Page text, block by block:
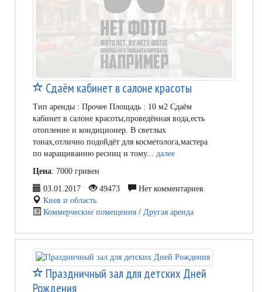
Сдаём кабинет в салоне красоты
Тип аренды : Прочее Площадь : 10 м2 Сдаём
кабинет в салоне красоты,проведённая вода,есть
отопление и кондиционер. В светлых
тонах,отлично подойдёт для косметолога,мастера
по наращиванию ресниц и тому... далее
Цена: 7000 гривен
03.01.2017
49473
Нет комментариев
Киев и область
Коммерческие помещения / Другая аренда
Праздничный зал для детских Дней
Рождения